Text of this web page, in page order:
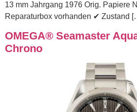
13 mm Jahrgang 1976 Orig. Papiere
Reparaturbox vorhanden ✔ Zustand
OMEGA® Seamaster
Chrono